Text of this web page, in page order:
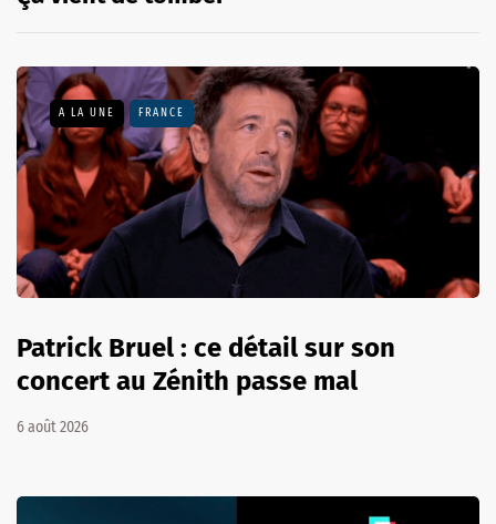
A LA UNE FRANCE
Patrick Bruel : ce détail sur son
concert au Zénith passe mal
6 août 2026